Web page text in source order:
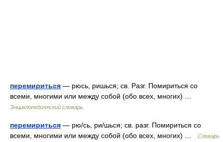
перемириться — рюсь, ришься; св. Разг. Помириться со
всеми, многими или между собой (обо всех, многих) …
Энциклопедический словарь
перемириться — рю/сь, ри/шься; св. разг. Помириться со
всеми, многими или между собой (обо всех, многих) …
Словарь